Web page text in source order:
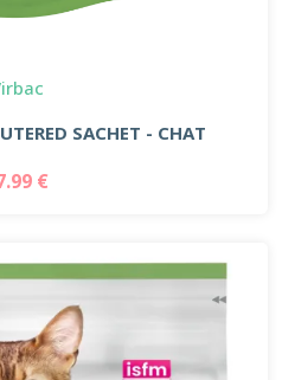
SACHET - CHAT
€